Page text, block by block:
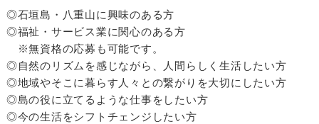
◎石垣島・八重山に興味のある方
◎福祉・サービス業に関心のある方
※無資格の応募も可能です。
◎自然のリズムを感じながら、人間らしく生活したい方
◎地域やそこに暮らす人々との繋がりを大切にしたい方
◎島の役に立てるような仕事をしたい方
◎今の生活をシフトチェンジしたい方